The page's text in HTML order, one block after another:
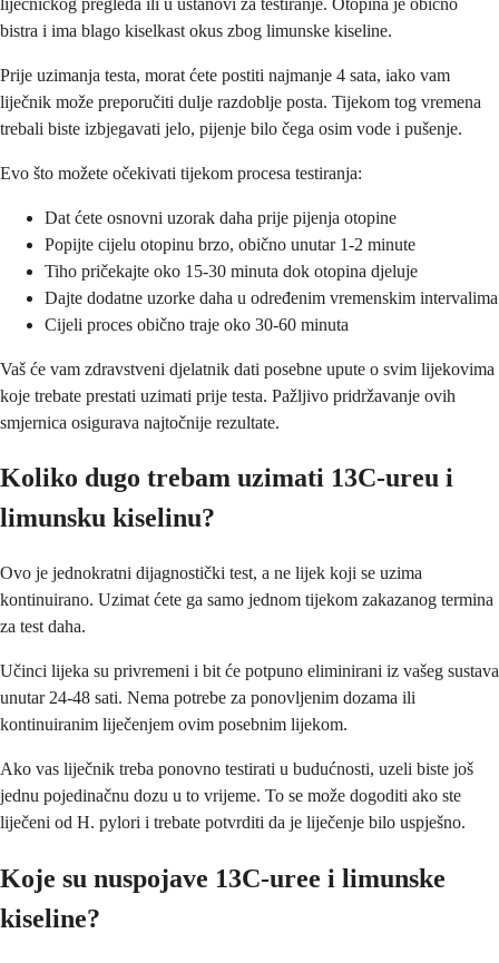
bistra i ima blago kiselkast okus zbog limunske kiseline.
Prije uzimanja testa, morat ćete postiti najmanje 4 sata, iako vam
liječnik može preporučiti dulje razdoblje posta. Tijekom tog vremena
trebali biste izbjegavati jelo, pijenje bilo čega osim vode i pušenje.
Evo što možete očekivati tijekom procesa testiranja:
Dat ćete osnovni uzorak daha prije pijenja otopine
Popijte cijelu otopinu brzo, obično unutar 1-2 minute
Tiho pričekajte oko 15-30 minuta dok otopina djeluje
Dajte dodatne uzorke daha u određenim vremenskim intervalima
Cijeli proces obično traje oko 30-60 minuta
Vaš će vam zdravstveni djelatnik dati posebne upute o svim lijekovima
koje trebate prestati uzimati prije testa. Pažljivo pridržavanje ovih
smjernica osigurava najtočnije rezultate.
Koliko dugo trebam uzimati 13C-ureu i
limunsku kiselinu?
Ovo je jednokratni dijagnostički test, a ne lijek koji se uzima
kontinuirano. Uzimat ćete ga samo jednom tijekom zakazanog termina
za test daha.
Učinci lijeka su privremeni i bit će potpuno eliminirani iz vašeg sustava
unutar 24-48 sati. Nema potrebe za ponovljenim dozama ili
kontinuiranim liječenjem ovim posebnim lijekom.
Ako vas liječnik treba ponovno testirati u budućnosti, uzeli biste još
jednu pojedinačnu dozu u to vrijeme. To se može dogoditi ako ste
liječeni od H. pylori i trebate potvrditi da je liječenje bilo uspješno.
Koje su nuspojave 13C-uree i limunske
kiseline?